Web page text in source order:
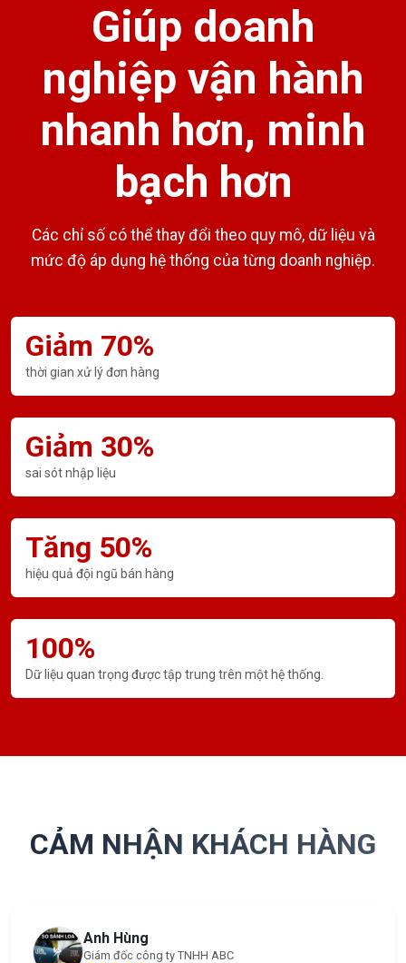
Giúp doanh
nghiệp vận hành
nhanh hơn, minh
bạch hơn
Các chỉ số có thể thay đổi theo quy mô, dữ liệu và
mức độ áp dụng hệ thống của từng doanh nghiệp.
Giảm 70%
thời gian xử lý đơn hàng
Giảm 30%
sai sót nhập liệu
Tăng 50%
hiệu quả đội ngũ bán hàng
100%
Dữ liệu quan trọng được tập trung trên một hệ thống.
CẢM NHẬN KHÁCH HÀNG
Anh Hùng
Giám đốc công ty TNHH ABC